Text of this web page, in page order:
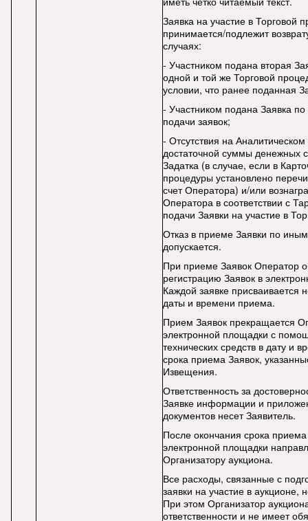
Заявка на участие в Торговой
принимается/подлежит
случаях:
- Участником подана вторая
одной и той же Торговой
условии, что ранее поданная
- Участником подана Заявка по
подачи заявок;
- Отсутствия на
достаточной суммы денежных
Задатка (в случае, если в
процедуры установлено
счет Оператора) и/или
Оператора в соответствии с
подачи Заявки на участие в
Отказ в приеме Заявки по
допускается.
При приеме Заявок Оператор
регистрацию Заявок в
Каждой заявке присваивается
даты и времени приема.
Прием Заявок прекращается
электронной площадки с
технических средств в дату и
срока приема Заявок,
Извещения.
Ответственность за
Заявке информации и
документов несет Заявитель.
После окончания срока
электронной площадки
Организатору аукциона.
Все расходы, связанные с
заявки на участие в аукционе,
При этом Организатор
ответственности и не имеет